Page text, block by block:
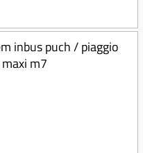
inbus puch / piaggio
maxi m7